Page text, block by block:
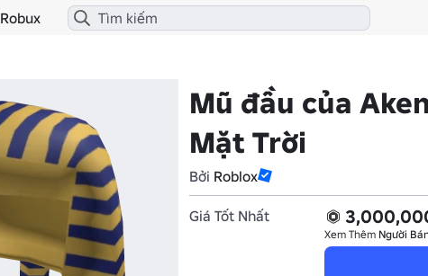
Robux
Mũ đầu của
Mặt Trời
Bởi Roblox
Giá Tốt Nhất
Xem Thêm Người